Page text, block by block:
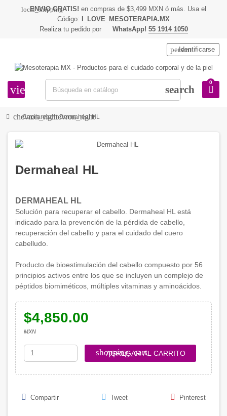
local_shipping
ENVIO GRATIS! en compras de $3,499 MXN ó más. Usa el
Código:
I_LOVE_MESOTERAPIA.MX
Realiza tu pedido por
WhatsApp! 55 1914 1050
view_headline search
person
Identificarse
0
chevron_right
Capilareschevron_right
Dermaheal HL
Dermaheal HL
DERMAHEAL HL
Solución para recuperar el cabello. Dermaheal HL está
indicado para la prevención de la pérdida de cabello,
recuperación del cabello y para el cuidado del cuero
cabelludo.
Producto de bioestimulación del cabello compuesto por 56
principios activos entre los que se incluyen un complejo de
péptidos biomiméticos, múltiples vitaminas y aminoácidos.
$4,850.00
MXN
shopping_cart
AGREGAR AL CARRITO
Compartir Tweet Pinterest